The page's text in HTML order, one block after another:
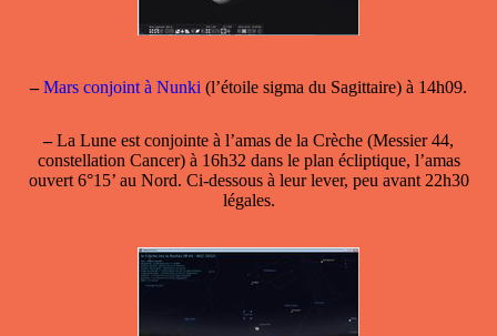
– Mars conjoint à Nunki (l’étoile sigma du Sagittaire) à 14h09.
–La Lune est conjointe à l’amas de la Crèche (Messier 44,
constellation Cancer) à 16h32 dans le plan écliptique, l’amas
ouvert 6°15’ au Nord. Ci-dessous à leur lever, peu avant 22h30
légales.